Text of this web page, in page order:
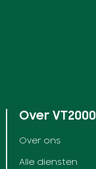
Over VT2000
Over ons
Alle diensten